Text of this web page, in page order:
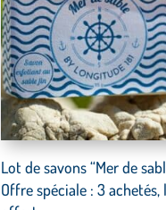
Lot de savons “Mer de
Offre spéciale : 3 achetés,